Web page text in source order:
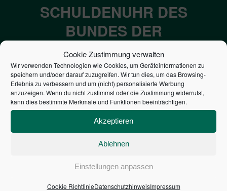
Cookie Zustimmung verwalten
Wir verwenden Technologien wie Cookies, um Geräteinformationen zu
speichern und/oder darauf zuzugreifen. Wir tun dies, um das Browsing-
Erlebnis zu verbessern und um (nicht) personalisierte Werbung
anzuzeigen. Wenn du nicht zustimmst oder die Zustimmung widerrufst,
kann dies bestimmte Merkmale und Funktionen beeinträchtigen.
Akzeptieren
Ablehnen
Einstellungen anpassen
Cookie RichtlinieDatenschutzhinweisImpressum
SCHULDENUHR DES
BUNDES DER
STEUERZAHLER
7,052€
NEUVERSCHULDUNG
PRO SEKUNDE
1,601
ZINSEN
PRO SEKUNDE